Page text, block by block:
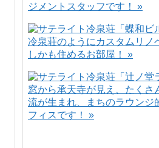
ジメントスタッフです！ »
冷泉荘のようにカスタムリノ
しかも住めるお部屋！ »
窓から承天寺が見え、たくさ
流が生まれ、まちのラウンジ
フィスです！ »